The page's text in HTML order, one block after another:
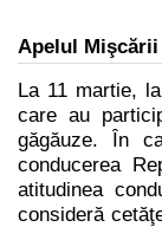
Apelul Mişcării
La 11 martie,
care au
găgăuze. În
conducerea
atitudinea
consideră